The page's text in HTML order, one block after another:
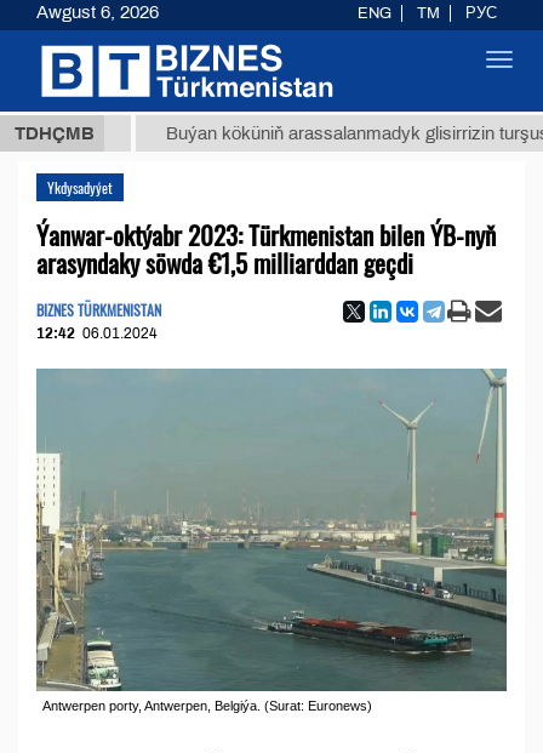
TDHÇMB
ТМТ Buýan köküniň arassalanmadyk glisirrizin turşusy (t.)
Ykdysadyýet
Ýanwar-oktýabr 2023: Türkmenistan bilen ÝB-nyň
arasyndaky söwda €1,5 milliarddan geçdi
BIZNES TÜRKMENISTAN
12:42 06.01.2024
Antwerpen porty, Antwerpen, Belgiýa. (Surat: Euronews)
Awgust 6, 2026 ENG TM РУС